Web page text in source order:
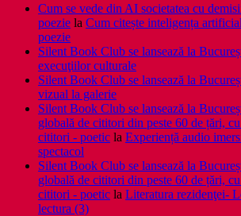
Cum se vede din AI societatea cu
poezie la Cum citește inteligența
poezie
Silent Book Club se lansează la
execuţiilor culturale
Silent Book Club se lansează la
vizual la galerie
Silent Book Club se lansează la
globală de cititori din peste 60 de țări,
cititori - poetic la Experiență audio
spectacol
Silent Book Club se lansează la
globală de cititori din peste 60 de țări,
cititori - poetic la Literatura rezidenţei-
lectura (3)